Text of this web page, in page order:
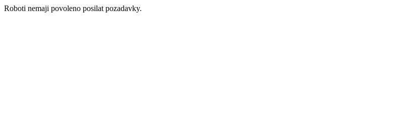
Roboti nemaji povoleno posilat pozadavky.